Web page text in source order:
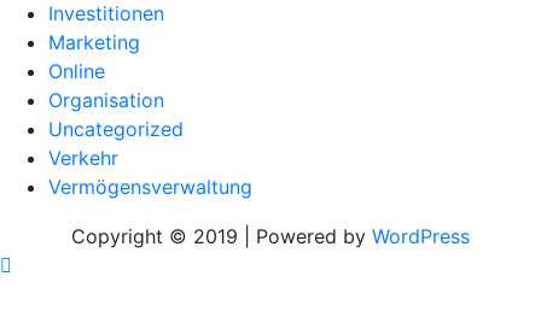
Investitionen
Marketing
Online
Organisation
Uncategorized
Verkehr
Vermögensverwaltung
Copyright © 2019 | Powered by WordPress